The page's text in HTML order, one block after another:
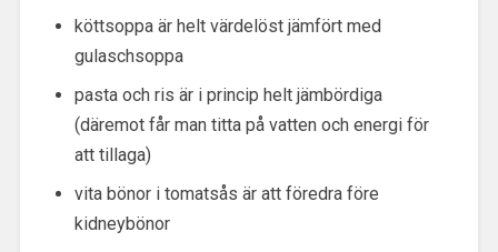
köttsoppa är helt värdelöst jämfört med
gulaschsoppa
pasta och ris är i princip helt jämbördiga
(däremot får man titta på vatten och energi för
att tillaga)
vita bönor i tomatsås är att föredra före
kidneybönor